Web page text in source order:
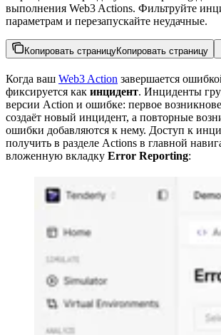
выполнения Web3 Actions. Фильтруйте
параметрам и перезапускайте неудачные.
Копировать страницуКопировать страницу
Когда ваш Web3 Action завершается
фиксируется как инцидент. Инциденты
версии Action и ошибке: первое
создаёт новый инцидент, а повторные
ошибки добавляются к нему. Доступ к
получить в разделе Actions в главной
вложенную вкладку Error Reporting: